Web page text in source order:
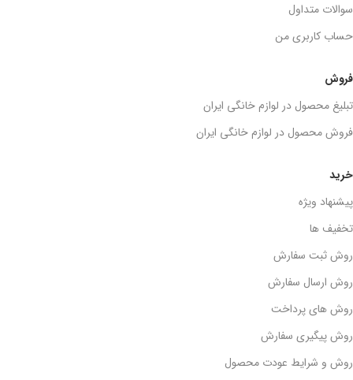
خرید
پیشنهاد ویژه
تخفیف ها
روش ثبت سفارش
روش ارسال سفارش
روش های پرداخت
روش پیگیری سفارش
روش و شرایط عودت محصول
فروش
تبلیغ محصول در لوازم خانگی ایران
فروش محصول در لوازم خانگی ایران
سوالات متداول
حساب کاربری من